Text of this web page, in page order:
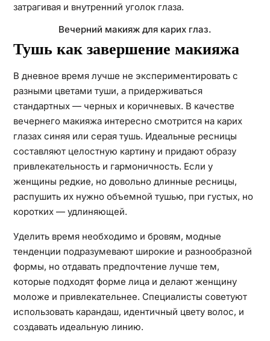
затрагивая и внутренний уголок глаза.
Вечерний макияж для карих глаз.
Тушь как завершение макияжа
В дневное время лучше не экспериментировать с
разными цветами туши, а придерживаться
стандартных — черных и коричневых. В качестве
вечернего макияжа интересно смотрится на карих
глазах синяя или серая тушь. Идеальные ресницы
составляют целостную картину и придают образу
привлекательность и гармоничность. Если у
женщины редкие, но довольно длинные ресницы,
распушить их нужно объемной тушью, при густых, но
коротких — удлиняющей.
Уделить время необходимо и бровям, модные
тенденции подразумевают широкие и разнообразной
формы, но отдавать предпочтение лучше тем,
которые подходят форме лица и делают женщину
моложе и привлекательнее. Специалисты советуют
использовать карандаш, идентичный цвету волос, и
создавать идеальную линию.